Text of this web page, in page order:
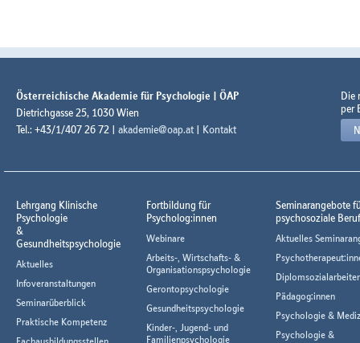
Österreichische Akademie für Psychologie | ÖAP
Dietrichgasse 25, 1030 Wien
Tel.: +43/1/407 26 72 | akademie@oap.at | Kontakt
Die
per
Lehrgang Klinische
Psychologie
&
Gesundheitspsychologie
Aktuelles
Infoveranstaltungen
Seminarüberblick
Praktische Kompetenz
Fortbildung für
Psycholog:innen
Webinare
Arbeits-, Wirtschafts- &
Organisationspsychologie
Gerontopsychologie
Gesundheitspsychologie
Kinder-, Jugend- und
Familienpsychologie
Seminarangebote
psychosoziale
Aktuelles
Pädagog:innen
Psychologie &
Psychologie &